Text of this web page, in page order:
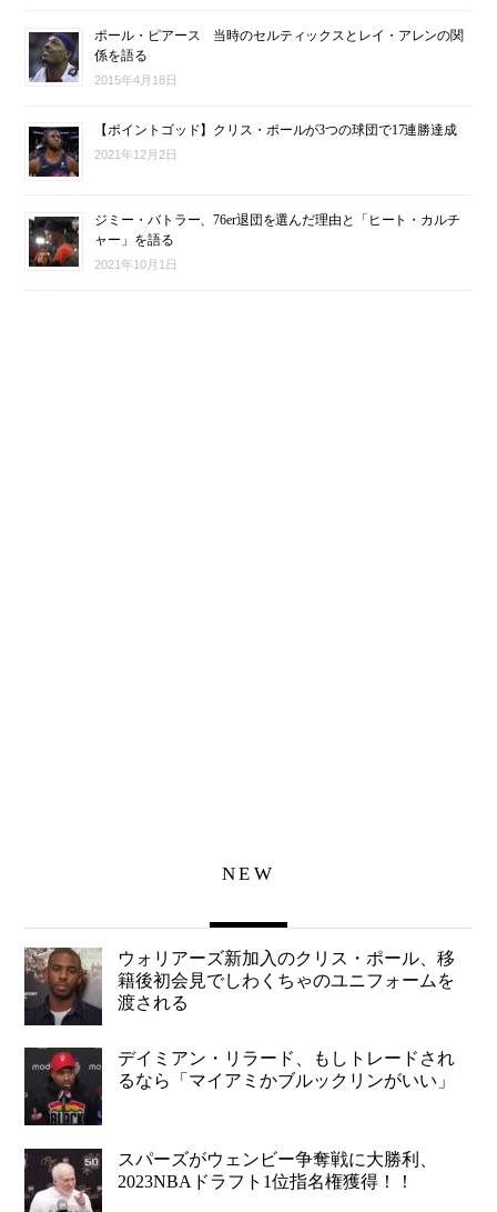
ポール・ピアース 当時のセルティックスとレイ・アレンの関
係を語る
2015年4月18日
【ポイントゴッド】クリス・ポールが3つの球団で17連勝達成
2021年12月2日
ジミー・バトラー、76er退団を選んだ理由と「ヒート・カルチ
ャー」を語る
2021年10月1日
NEW
ウォリアーズ新加入のクリス・ポール、移
籍後初会見でしわくちゃのユニフォームを
渡される
デイミアン・リラード、もしトレードされ
るなら「マイアミかブルックリンがいい」
スパーズがウェンビー争奪戦に大勝利、
2023NBAドラフト1位指名権獲得！！